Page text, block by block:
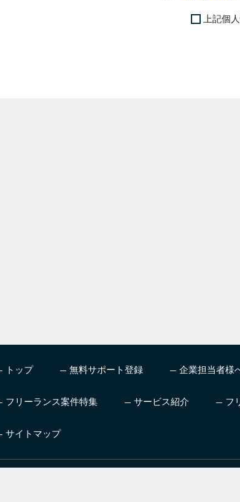
上記個
i
f
e
トップ 無料サポート登録 企業担当者様
フリーランス案件特集 サービス紹介 フ
サイトマップ